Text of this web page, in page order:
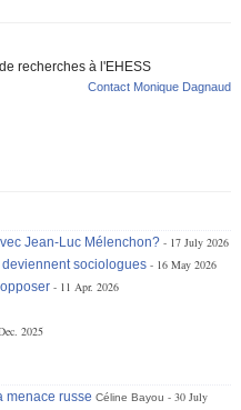
recherches à l'EHESS
Contact Monique Dagnaud
Jean-Luc Mélenchon?
17 July 2026
sociologues
16 May 2026
11 Apr. 2026
2025
menace russe Céline Bayou
30 July